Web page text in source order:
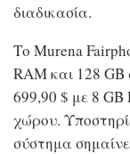
διαδικασία.
Το Murena
RAM και 128
699,90 $ με 8 GB
χώρου.
σύστημα